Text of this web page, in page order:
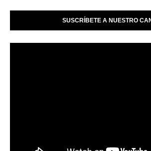
SUSCRÍBETE A NUESTRO